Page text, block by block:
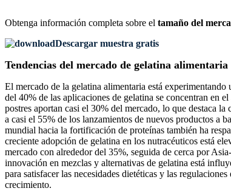
Obtenga información completa sobre el tamaño del
Descargar muestra gratis
Tendencias del mercado de gelatina alimentaria
El mercado de la gelatina alimentaria está
del 40% de las aplicaciones de gelatina se concentran en
postres aportan casi el 30% del mercado, lo que destaca
a casi el 55% de los lanzamientos de nuevos productos a
mundial hacia la fortificación de proteínas también ha
creciente adopción de gelatina en los nutracéuticos está
mercado con alrededor del 35%, seguida de cerca por
innovación en mezclas y alternativas de gelatina está
para satisfacer las necesidades dietéticas y las
crecimiento.